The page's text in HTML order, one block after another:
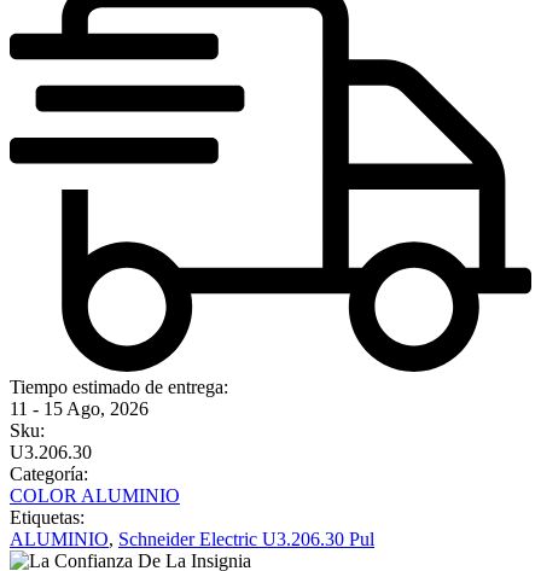
Tiempo estimado de entrega:
11 - 15 Ago, 2026
Sku:
U3.206.30
Categoría:
COLOR ALUMINIO
Etiquetas:
ALUMINIO, Schneider Electric U3.206.30 Pul